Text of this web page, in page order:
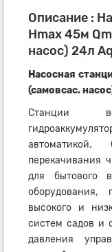
Описание :
Hmax 45м
насос) 24л
Насосная
(самовсас.
Станции
автоматикой.
перекачивания
для бытового
оборудования,
высокого и
систем садов и
давления